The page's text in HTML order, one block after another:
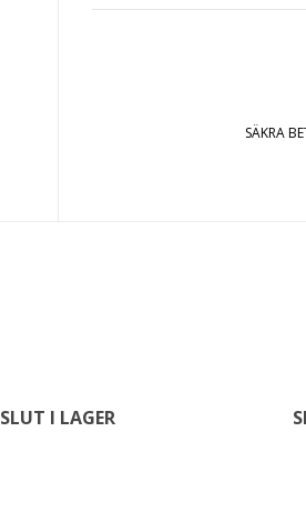
SÄKRA
SLUT I LAGER